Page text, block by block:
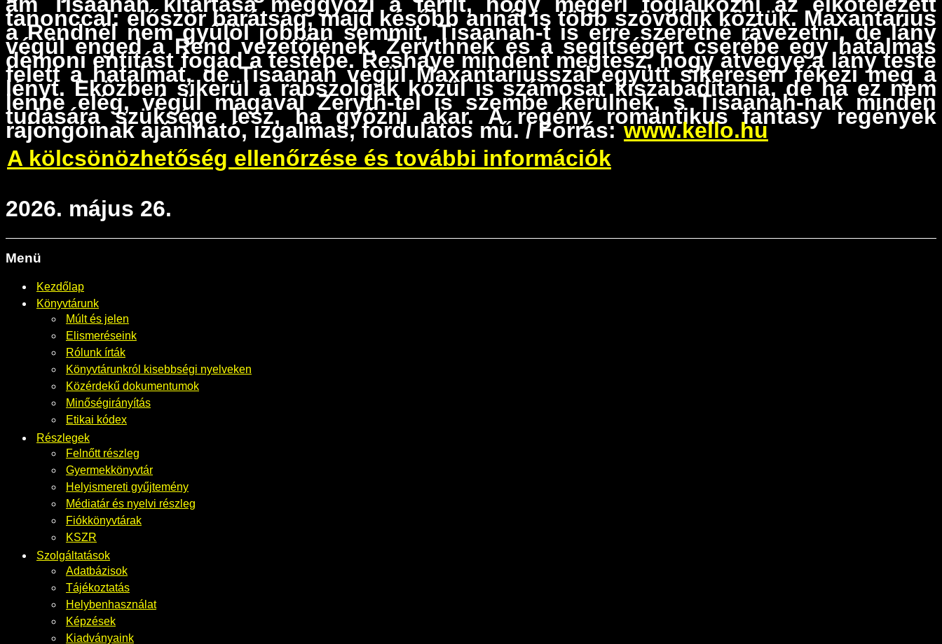
tanonccal: először barátság, majd később annál is több szövődik köztük. Maxantarius
a Rendnél nem gyűlöl jobban semmit, Tisaanah-t is erre szeretné rávezetni, de lány
végül enged a Rend vezetőjének, Zerythnek és a segítségért cserébe egy hatalmas
démoni entitást fogad a testébe. Reshaye mindent megtesz, hogy átvegye a lány teste
felett a hatalmat, de Tisaanah végül Maxantariusszal együtt sikeresen fékezi meg a
lényt. Eközben sikerül a rabszolgák közül is számosat kiszabadítania, de ha ez nem
lenne elég, végül magával Zeryth-tel is szembe kerülnek, s Tisaanah-nak minden
tudására szüksége lesz, ha győzni akar. A regény romantikus fantasy regények
rajongóinak ajánlható, izgalmas, fordulatos mű. / Forrás:www.kello.hu
A kölcsönözhetőség ellenőrzése és további információk
2026. május 26.
Menü
Kezdőlap
Könyvtárunk
Múlt és jelen
Elismeréseink
Rólunk írták
Könyvtárunkról kisebbségi nyelveken
Közérdekű dokumentumok
Minőségirányítás
Etikai kódex
Részlegek
Felnőtt részleg
Gyermekkönyvtár
Helyismereti gyűjtemény
Médiatár és nyelvi részleg
Fiókkönyvtárak
KSZR
Szolgáltatások
Adatbázisok
Tájékoztatás
Helybenhasználat
Képzések
Kiadványaink